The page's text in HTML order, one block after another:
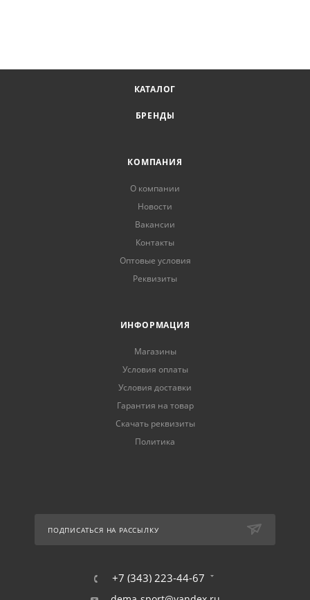
КАТАЛОГ
БРЕНДЫ
КОМПАНИЯ
О компании
Новости
Вакансии
Контакты
Оптовые условия
Реквизиты
ИНФОРМАЦИЯ
Магазины
Условия оплаты
Условия доставки
Гарантия на товар
Скачать реквизиты
Политика
ПОДПИСАТЬСЯ НА РАССЫЛКУ
+7 (343) 223-44-67